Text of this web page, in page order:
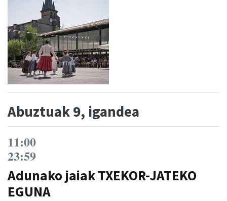
Abuztuak 9, igandea
11:00
23:59
Adunako jaiak TXEKOR-JATEKO
EGUNA